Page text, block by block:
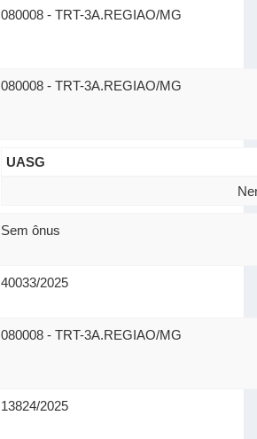
080008 - TRT-3A.REGIAO/MG
080008 - TRT-3A.REGIAO/MG
UASG
Sem ônus
40033/2025
080008 - TRT-3A.REGIAO/MG
13824/2025